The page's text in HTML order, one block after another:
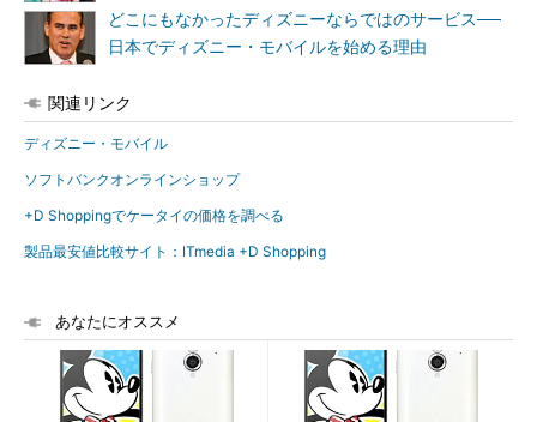
どこにもなかったディズニーならではのサービス──
日本でディズニー・モバイルを始める理由
関連リンク
ディズニー・モバイル
ソフトバンクオンラインショップ
+D Shoppingでケータイの価格を調べる
製品最安値比較サイト：ITmedia +D Shopping
あなたにオススメ